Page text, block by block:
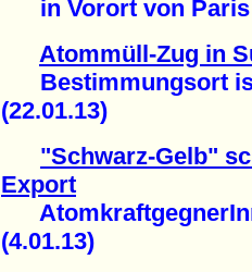
in Vorort von Paris
Atommüll-Zug in
Bestimmungsort
(22.01.13)
"Schwarz-Gelb"
Export
(4.01.13)